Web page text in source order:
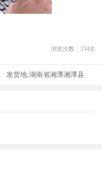
浏览次数： 354次
发货地:湖南省湘潭湘潭县